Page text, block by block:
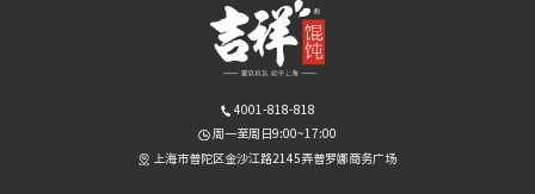
4001-818-818
周一至周日9:00~17:00
上海市普陀区金沙江路2145弄普罗娜商务广场